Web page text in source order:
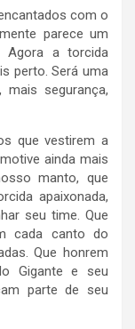
com o
parece um
Agora a torcida
perto. Será uma
segurança,
que vestirem a
ainda mais
manto, que
apaixonada,
seu time. Que
cada canto do
Que honrem
Gigante e seu
parte de seu